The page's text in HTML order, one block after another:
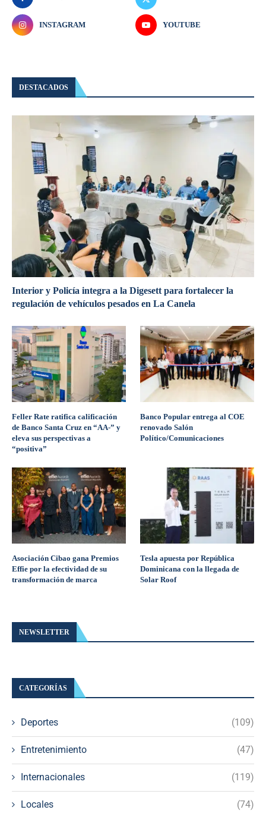
INSTAGRAM YOUTUBE
DESTACADOS
Interior y Policía integra a la Digesett para fortalecer la
regulación de vehículos pesados en La Canela
Feller Rate ratifica calificación
de Banco Santa Cruz en “AA-” y
eleva sus perspectivas a
“positiva”
Banco Popular entrega al COE
renovado Salón
Político/Comunicaciones
Asociación Cibao gana Premios
Effie por la efectividad de su
transformación de marca
Tesla apuesta por República
Dominicana con la llegada de
Solar Roof
NEWSLETTER
CATEGORÍAS
Deportes (109)
Entretenimiento (47)
Internacionales (119)
Locales (74)